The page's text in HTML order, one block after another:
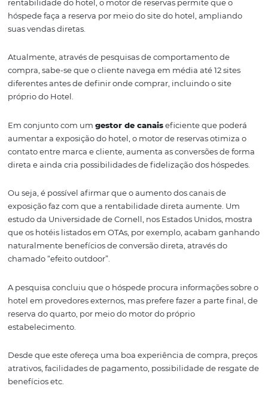
administrar qualquer negócio. Afinal, apenas com
informações relevantes é possível saber como crescer,
e manter uma trajetória de sucesso.
tipo de informação que pertence ao seu hotel — mapa
reservas, quantidade de noites,ReVpar— fica
disponível para ser estudada e analisada.
Essa informação deve ser a base da sua estratégia para
conseguir uma ocupação melhor e uma receita maior.
conhecimento, vai te fornecer
inteligência de mercado
também pode esclarecer porque o seu hotel deixa de
reservado.
Se alguma operadora está buscando estabelecimentos
comportam três pessoas no mesmo quarto, mas o seu
apenas duas, sua estratégia pode ser alterada e traçada
Motor de reservas